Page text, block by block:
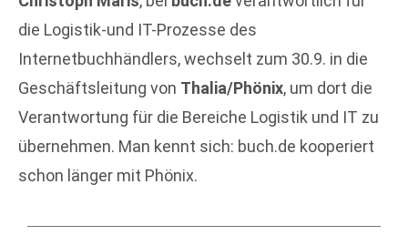
die Logistik-und IT-Prozesse des
Internetbuchhändlers, wechselt zum 30.9. in die
Geschäftsleitung von Thalia/Phönix, um dort die
Verantwortung für die Bereiche Logistik und IT zu
übernehmen. Man kennt sich: buch.de kooperiert
schon länger mit Phönix.